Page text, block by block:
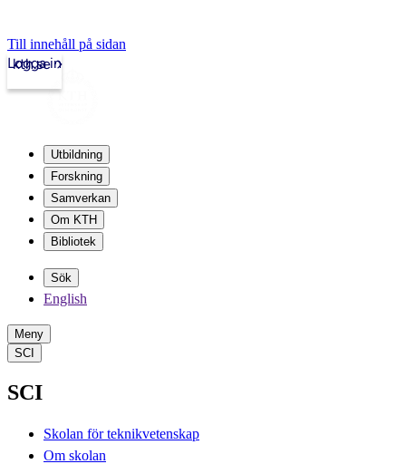
Till innehåll på sidan
kth.se
Logga in
Utbildning
Forskning
Samverkan
Om KTH
Bibliotek
Sök
English
Meny
SCI
SCI
Skolan för teknikvetenskap
Om skolan